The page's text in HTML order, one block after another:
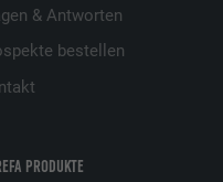
PRODUKTE
& Antworten
bestellen
zu verfolgen, um
basierend auf den
zu